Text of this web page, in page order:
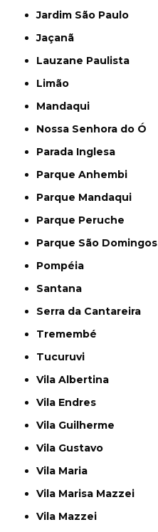
Jardim São Paulo
Jaçanã
Lauzane Paulista
Limão
Mandaqui
Nossa Senhora do Ó
Parada Inglesa
Parque Anhembi
Parque Mandaqui
Parque Peruche
Parque São Domingos
Pompéia
Santana
Serra da Cantareira
Tremembé
Tucuruvi
Vila Albertina
Vila Endres
Vila Guilherme
Vila Gustavo
Vila Maria
Vila Marisa Mazzei
Vila Mazzei